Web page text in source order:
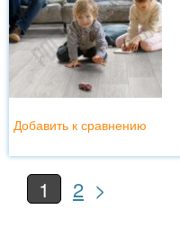
Добавить к сравнению
1 2 >